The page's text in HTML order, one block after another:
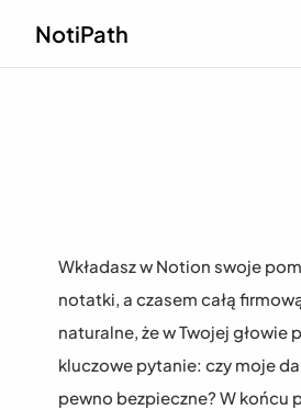
NotiPath
bezpieczne?
Wkładasz w Notion swoje
notatki, a czasem całą
naturalne, że w Twojej głowie
kluczowe pytanie: czy moje
pewno bezpieczne? W końcu